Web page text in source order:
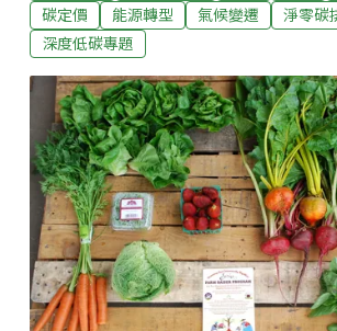
溫室氣體排放的污染成本內部化的工具
價，用價格誘因來引導減量，避免更多
投資。政府收來的費用也能作為溫室氣
措施的經費來源。碳定價是個很有用的
出，不能只依賴這單一政策，還需要其
輔助工具，多管齊下來解決氣候變遷問
費、碳交易、碳權及內部碳定價等工具
範圍。全球碳定價現況有哪些地方採用
今年全球已有64個碳稅或碳交易市場
以歐洲和北美部分地區為主。值得注意
國排放交易系統在今年上線，涵蓋了約
碳定價
能源轉型 氣候變遷
淨零碳
深度低碳專題